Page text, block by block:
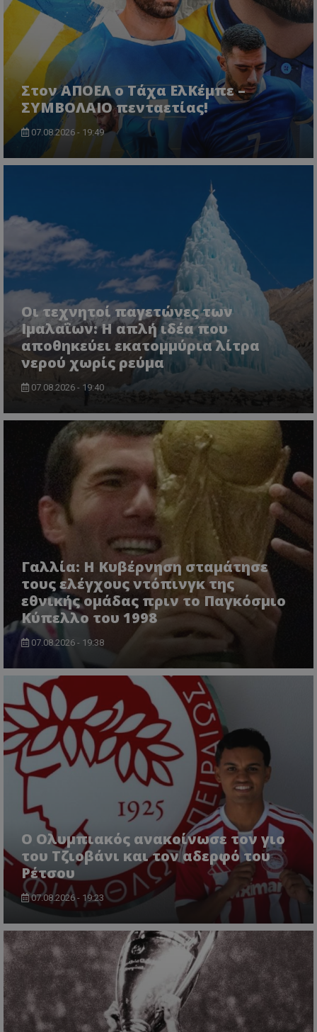
Στον ΑΠΟΕΛ ο Τάχα ΕλΚέμπε –
ΣΥΜΒΟΛΑΙΟ πενταετίας!
07.08.2026 - 19:49
Οι τεχνητοί παγετώνες των
Ιμαλαΐων: Η απλή ιδέα που
αποθηκεύει εκατομμύρια λίτρα
νερού χωρίς ρεύμα
07.08.2026 - 19:40
Γαλλία: Η Κυβέρνηση σταμάτησε
τους ελέγχους ντόπινγκ της
εθνικής ομάδας πριν το Παγκόσμιο
Κύπελλο του 1998
07.08.2026 - 19:38
Ο Ολυμπιακός ανακοίνωσε τον γιο
του Τζιοβάνι και τον αδερφό του
Ρέτσου
07.08.2026 - 19:23